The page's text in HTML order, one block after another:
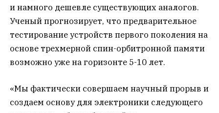
и намного дешевле существующих аналогов.
Ученый прогнозирует, что предварительное
тестирование устройств первого поколения на
основе трехмерной спин-орбитронной памяти
возможно уже на горизонте 5-10 лет.
«Мы фактически совершаем научный прорыв и
создаем основу для электроники следующего